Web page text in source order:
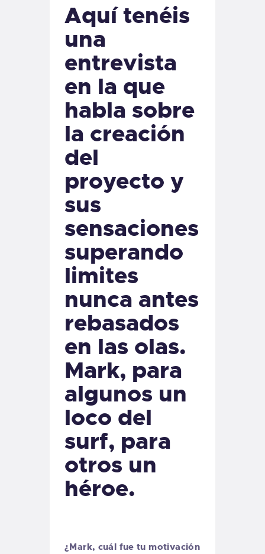
Aquí tenéis
una
entrevista
en la que
habla sobre
la creación
del
proyecto y
sus
sensaciones
superando
limites
nunca antes
rebasados
en las olas.
Mark, para
algunos un
loco del
surf, para
otros un
héroe.
¿Mark, cuál fue tu motivación